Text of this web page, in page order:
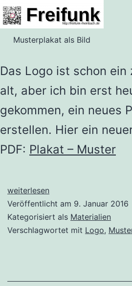
Musterplakat als Bild
Das Logo ist schon ein
alt, aber ich bin erst
gekommen, ein neues
erstellen. Hier ein
PDF: Plakat – Muster
Neues
Plakat
weiterlesen
Veröffentlicht am 9. Januar 2016
Kategorisiert als Materialien
Verschlagwortet mit Logo,